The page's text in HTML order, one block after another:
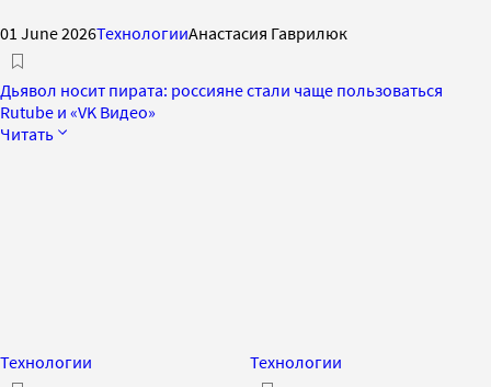
01 June 2026ТехнологииАнастасия Гаврилюк
Дьявол носит пирата: россияне стали чаще пользоваться
Rutube и «VK Видео»
Читать
Технологии Технологии